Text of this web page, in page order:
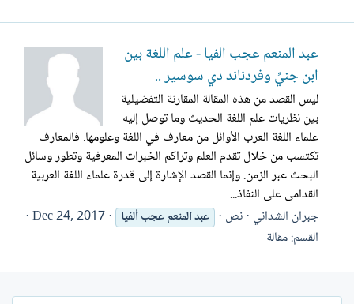
عبد المنعم عجب ألفيا - علم اللغة بين
ابن جنيِّ وفردناند دي سوسير ..
ليس القصد من هذه المقالة المقارنة التفضيلية
بين نظريات علم اللغة الحديث وما توصل إليه
علماء اللغة العرب الأوائل من معارف في اللغة وعلومها. فالمعارف
تكتسب من خلال تقدم العلم وتراكم الخبرات المعرفية وتطور وسائل
البحث عبر الزمن. وإنما القصد الإشارة إلى قدرة علماء اللغة العربية
القدامى على النفاذ...
جبران الشداني نص عبدالمنعمعجبألفيا
Dec 24, 2017
القسم:مقالة